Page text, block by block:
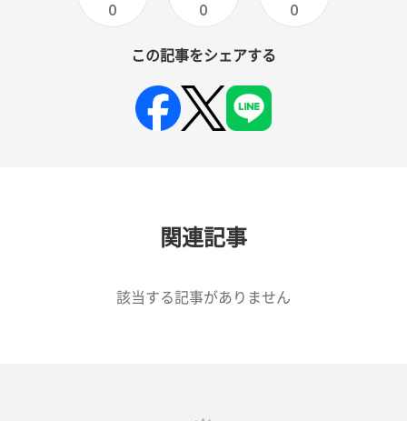
0 0 0
この記事をシェアする
関連記事
該当する記事がありません